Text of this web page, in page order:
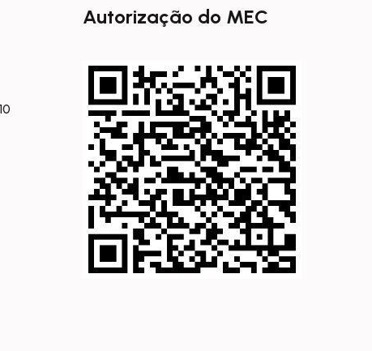
Autorização do MEC